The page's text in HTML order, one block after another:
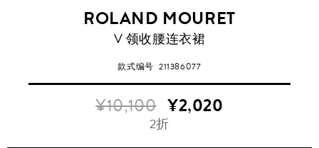
ROLAND MOURET
V 领收腰连衣裙
款式编号211386077
¥10,100 ¥2,020
2折